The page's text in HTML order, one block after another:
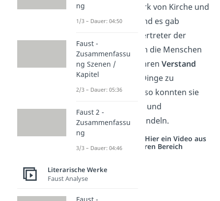
der Menschen stark von Kirche und
Adel beherrscht und es gab
strenge Regeln. Vertreter der
Aufklärung wollten die Menschen
dazu ermutigen, ihrenVerstand
einzusetzen
und Dinge zu
hinterfragen. Nur so konnten sie
toleranter werden und
selbstbestimmt handeln.
Studyflix vernetzt: Hier ein Video aus
einem anderen Bereich
ng
1/3 – Dauer: 04:50
Faust -
Zusammenfassu
ng Szenen /
Kapitel
2/3 – Dauer: 05:36
Faust 2 -
Zusammenfassu
ng
3/3 – Dauer: 04:46
Literarische Werke
Faust Analyse